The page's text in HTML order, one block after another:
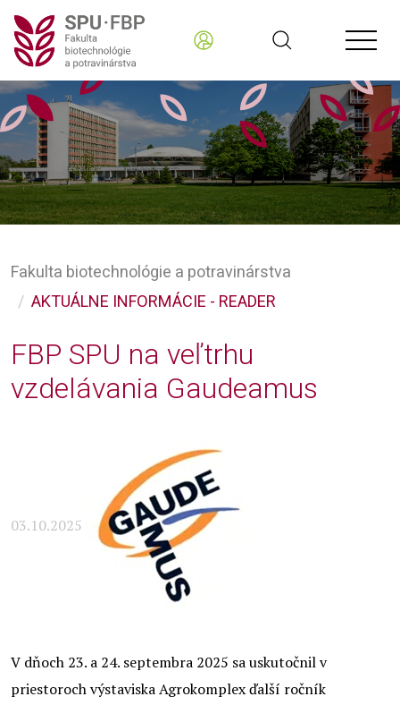
Fakulta biotechnológie a potravinárstva
AKTUÁLNE INFORMÁCIE - READER
FBP SPU na veľtrhu
vzdelávania Gaudeamus
03.10.2025
V dňoch 23. a 24. septembra 2025 sa uskutočnil v
priestoroch výstaviska Agrokomplex ďalší ročník